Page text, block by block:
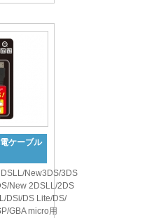
ケーブル
New3DS/3DS
New 2DSLL/2DS
DSi/DS Lite/DS/
GBA micro用